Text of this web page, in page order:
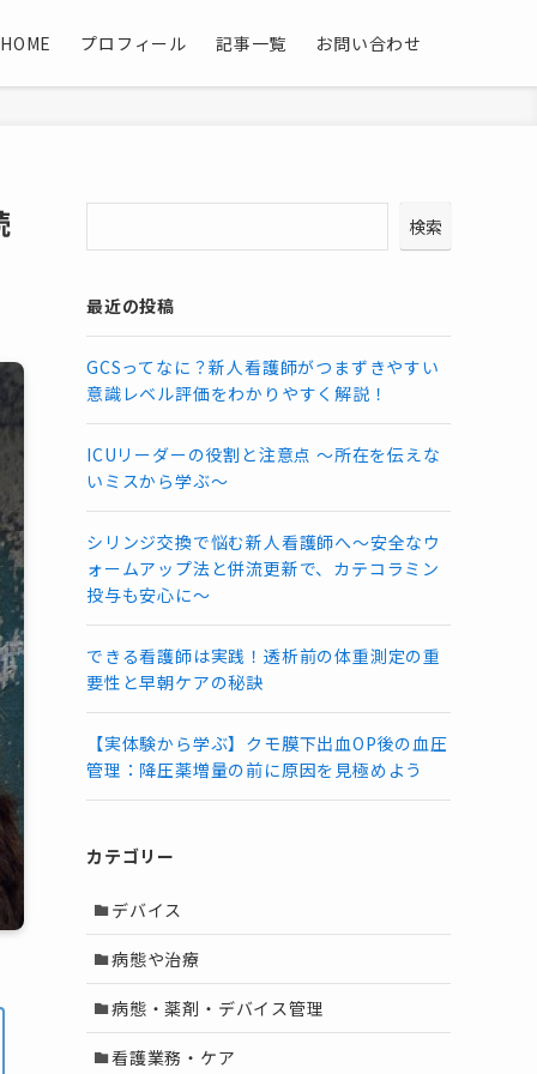
HOME プロフィール 記事一覧 お問い合わせ
検索
最近の投稿
GCSってなに？新人看護師がつまずきやすい
意識レベル評価をわかりやすく解説！
ICUリーダーの役割と注意点 〜所在を伝えな
いミスから学ぶ〜
シリンジ交換で悩む新人看護師へ～安全なウ
ォームアップ法と併流更新で、カテコラミン
投与も安心に～
できる看護師は実践！透析前の体重測定の重
要性と早朝ケアの秘訣
【実体験から学ぶ】クモ膜下出血OP後の血圧
管理：降圧薬増量の前に原因を見極めよう
カテゴリー
デバイス
病態や治療
病態・薬剤・デバイス管理
看護業務・ケア